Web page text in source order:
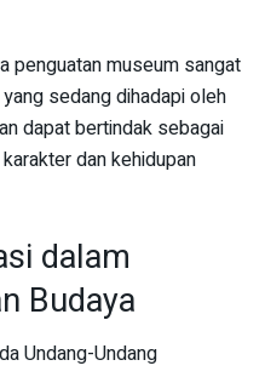
penguatan museum sangat
sedang dihadapi oleh
dapat bertindak sebagai
dan kehidupan
dalam
Budaya
Undang-Undang